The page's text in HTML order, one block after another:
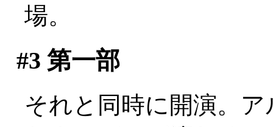
場。
#3 第一部
それと同時に開演。